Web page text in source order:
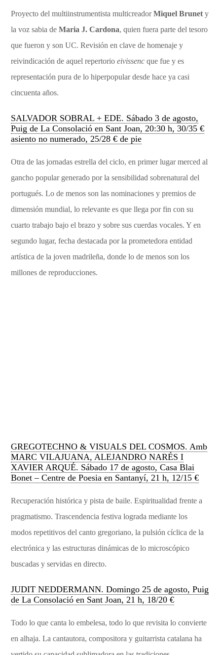
Proyecto del multiinstrumentista multicreadorMiquel Brunet y
la voz sabia deMaria J. Cardona, quien fuera parte del tesoro
que fueron y son UC. Revisión en clave de homenaje y
reivindicación de aquel repertorioeivissencque fue y es
representación pura de lo hiperpopular desde hace ya casi
cincuenta años.
SALVADOR SOBRAL + EDE. Sábado 3 de agosto,
Puig de La Consolació en Sant Joan, 20:30 h, 30/35 €
asiento no numerado, 25/28 € de pie
Otra de las jornadas estrella del ciclo, en primer lugar merced al
gancho popular generado por la sensibilidad sobrenatural del
portugués. Lo de menos son las nominaciones y premios de
dimensión mundial, lo relevante es que llega por fin con su
cuarto trabajo bajo el brazo y sobre sus cuerdas vocales. Y en
segundo lugar, fecha destacada por la prometedora entidad
artística de la joven madrileña, donde lo de menos son los
millones de reproducciones.
GREGOTECHNO & VISUALS DEL COSMOS. Amb
MARC VILAJUANA, ALEJANDRO NARÉS I
XAVIER ARQUÉ. Sábado 17 de agosto, Casa Blai
Bonet – Centre de Poesia en Santanyí, 21 h, 12/15 €
Recuperación histórica y pista de baile. Espiritualidad frente a
pragmatismo. Trascendencia festiva lograda mediante los
modos repetitivos del canto gregoriano, la pulsión cíclica de la
electrónica y las estructuras dinámicas de lo microscópico
buscadas y servidas en directo.
JUDIT NEDDERMANN. Domingo 25 de agosto, Puig
de La Consolació en Sant Joan, 21 h, 18/20 €
Todo lo que canta lo embelesa, todo lo que revisita lo convierte
en alhaja. La cantautora, compositora y guitarrista catalana ha